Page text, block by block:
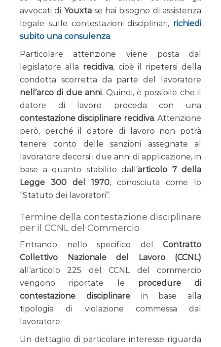
avvocati di Youxtase hai bisogno di assistenza
legale sulle contestazioni disciplinari, richiedi
subito una consulenza.
Particolare attenzione viene posta dal
legislatore alla recidiva, cioè il ripetersi della
condotta scorretta da parte del lavoratore
nell’arco di due anni. Quindi, è possibile che il
datore di lavoro proceda con una
contestazione disciplinare recidiva. Attenzione
però, perché il datore di lavoro non potrà
tenere conto delle sanzioni assegnate al
lavoratore decorsi i due anni di applicazione, in
base a quanto stabilito dall’articolo 7 della
Legge 300 del 1970, conosciuta come lo
“Statuto dei lavoratori”.
Termine della contestazione disciplinare
per il CCNL del Commercio
Entrando nello specifico del Contratto
Collettivo Nazionale del Lavoro (CCNL)
all’articolo 225 del CCNL del commercio
vengono riportate le procedure di
contestazione disciplinarein base alla
tipologia di violazione commessa dal
lavoratore.
Un dettaglio di particolare interesse riguarda